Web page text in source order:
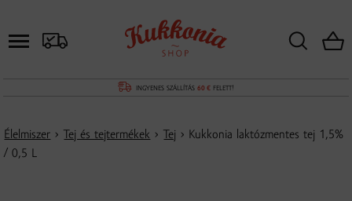
INGYENES SZÁLLÍTÁS 60 € FELETT!
Élelmiszer › Tej és tejtermékek › Tej › Kukkonia laktózmentes tej 1,5%
/ 0,5 L